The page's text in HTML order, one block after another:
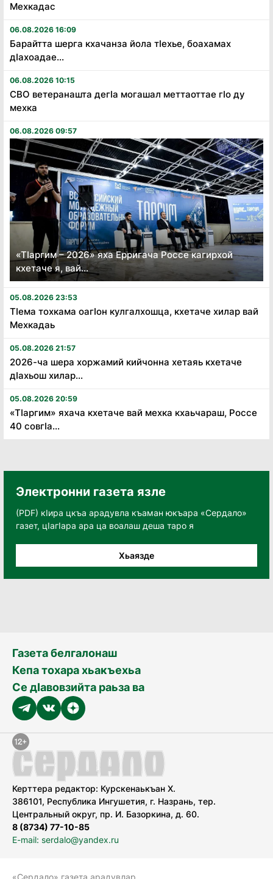
Мехкадас
06.08.2026 16:09
Барайтта шерга кхачанза йола тӏехье, боахамах
дӏахоадае...
06.08.2026 10:15
СВО ветеранашта дегӏа могашал меттаоттае гӏо ду
мехка
06.08.2026 09:57
«Тӏаргим – 2026» яха Ерригача Россе кагирхой
кхетаче я, вай...
05.08.2026 23:53
Тӏема тохкама оагӏон кулгалхошца, кхетаче хилар вай
Мехкадаь
05.08.2026 21:57
2026-ча шера хоржамий кийчонна хетаяь кхетаче
дӏахьош хилар...
05.08.2026 20:59
«Тӏаргим» яхача кхетаче вай мехка кхаьчараш, Россе
40 совгӏа...
Электронни газета язле
(PDF) кӀира цкъа арадувла къаман юкъара «Сердало»
газет, цӀагӀара ара ца воалаш деша таро я
Хьаязде
Газета белгалонаш
Кепа тохара хьакъехьа
Се дӀавовзийта раьза ва
Керттера редактор: Курскенаькъан Х.
386101, Республика Ингушетия, г. Назрань, тер.
Центральный округ, пр. И. Базоркина, д. 60.
8 (8734) 77-10-85
E-mail: serdalo@yandex.ru
«Сердало» газета арадувлар